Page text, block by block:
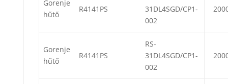
Gorenje
hűtő
R4141PS
31DL4SGD/CP1-
002
Gorenje
hűtő
R4141PS
RS-
31DL4SGD/CP1-
002